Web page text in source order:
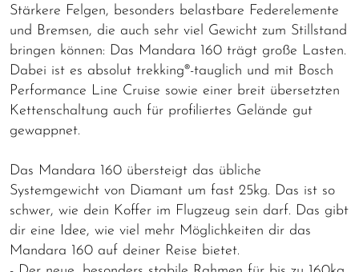
Stärkere Felgen, besonders belastbare Federelemente
und Bremsen, die auch sehr viel Gewicht zum Stillstand
bringen können: Das Mandara 160 trägt große Lasten.
Dabei ist es absolut trekking®-tauglich und mit Bosch
Performance Line Cruise sowie einer breit übersetzten
Kettenschaltung auch für profiliertes Gelände gut
gewappnet.
Das Mandara 160 übersteigt das übliche
Systemgewicht von Diamant um fast 25kg. Das ist so
schwer, wie dein Koffer im Flugzeug sein darf. Das gibt
dir eine Idee, wie viel mehr Möglichkeiten dir das
Mandara 160 auf deiner Reise bietet.